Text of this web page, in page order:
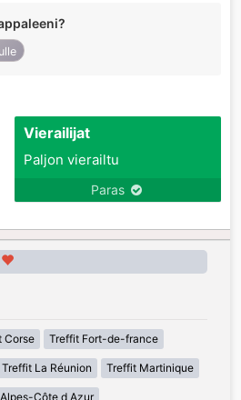
Vierailijat
Paljon vierailtu
Paras
Corse Treffit Fort-de-france
Treffit La Réunion Treffit Martinique
Côte d Azur